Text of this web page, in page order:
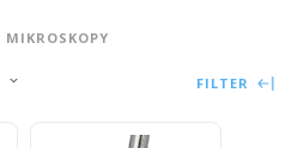
MIKROSKOPY
FILTER